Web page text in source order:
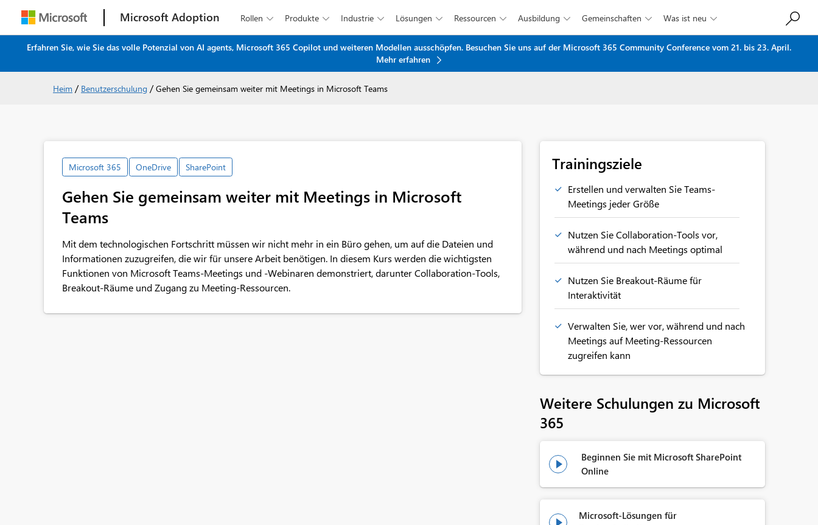
Microsoft Adoption Rollen  Produkte  Industrie  Lösungen  Ressourcen  Ausbildung  Gemeinschaften  Was ist neu 
Zum Hauptinhalt springen
Erfahren Sie, wie Sie das volle Potenzial von AI agents, Microsoft 365 Copilot und weiteren Modellen ausschöpfen. Besuchen Sie uns auf der Microsoft 365 Community Conference vom 21. bis 23. April.
Mehr erfahren
Heim / Benutzerschulung /Gehen Sie gemeinsam weiter mit Meetings in Microsoft Teams
Microsoft 365 OneDrive SharePoint
Gehen Sie gemeinsam weiter mit Meetings in Microsoft
Teams
Mit dem technologischen Fortschritt müssen wir nicht mehr in ein Büro gehen, um auf die Dateien und
Informationen zuzugreifen, die wir für unsere Arbeit benötigen. In diesem Kurs werden die wichtigsten
Funktionen von Microsoft Teams-Meetings und -Webinaren demonstriert, darunter Collaboration-Tools,
Breakout-Räume und Zugang zu Meeting-Ressourcen.
Trainingsziele
Erstellen und verwalten Sie Teams-
Meetings jeder Größe
Nutzen Sie Collaboration-Tools vor,
während und nach Meetings optimal
Nutzen Sie Breakout-Räume für
Interaktivität
Verwalten Sie, wer vor, während und nach
Meetings auf Meeting-Ressourcen
zugreifen kann
Weitere Schulungen zu Microsoft
365

Beginnen Sie mit Microsoft SharePoint
Online

Microsoft-Lösungen für